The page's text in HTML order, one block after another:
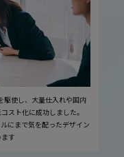
使し、大量仕入れや国内
スト化に成功しました。
にまで気を配ったデザイン
す